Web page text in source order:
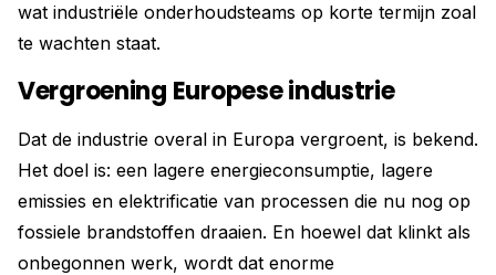
wat industriële onderhoudsteams op korte termijn zoal
te wachten staat.
Vergroening Europese industrie
Dat de industrie overal in Europa vergroent, is bekend.
Het doel is: een lagere energieconsumptie, lagere
emissies en elektrificatie van processen die nu nog op
fossiele brandstoffen draaien. En hoewel dat klinkt als
onbegonnen werk, wordt dat enorme